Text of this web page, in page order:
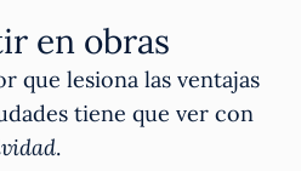
en obras
que lesiona las ventajas
tiene que ver con
.